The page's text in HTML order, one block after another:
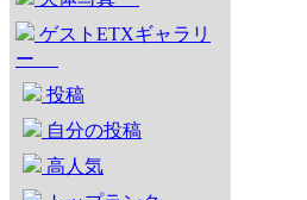
ゲストETXギャラリ
ー
投稿
自分の投稿
高人気